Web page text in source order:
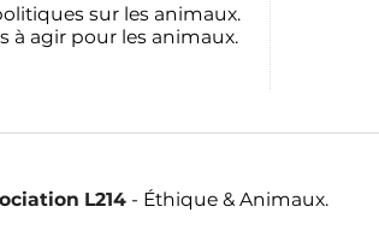
sur les animaux.
à agir pour les animaux.
L214 - Éthique & Animaux.